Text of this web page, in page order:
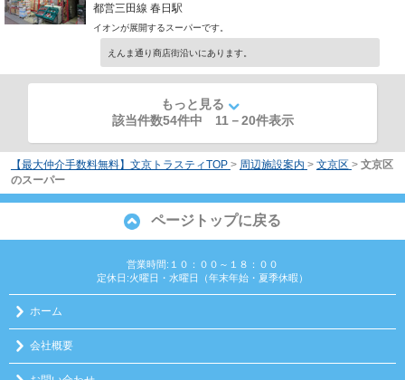
都営三田線 春日駅
イオンが展開するスーパーです。
えんま通り商店街沿いにあります。
もっと見る
該当件数54件中 11 －20件表示
【最大仲介手数料無料】文京トラスティTOP > 周辺施設案内 > 文京区 > 文京区
のスーパー
ページトップに戻る
営業時間:１０：００～１８：００
定休日:火曜日・水曜日（年末年始・夏季休暇）
ホーム
会社概要